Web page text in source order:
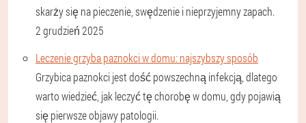
skarży się na pieczenie, swędzenie i nieprzyjemny zapach.
2 grudzień 2025
Leczenie grzyba paznokci w domu: najszybszy sposób
Grzybica paznokci jest dość powszechną infekcją, dlatego
warto wiedzieć, jak leczyć tę chorobę w domu, gdy pojawią
się pierwsze objawy patologii.